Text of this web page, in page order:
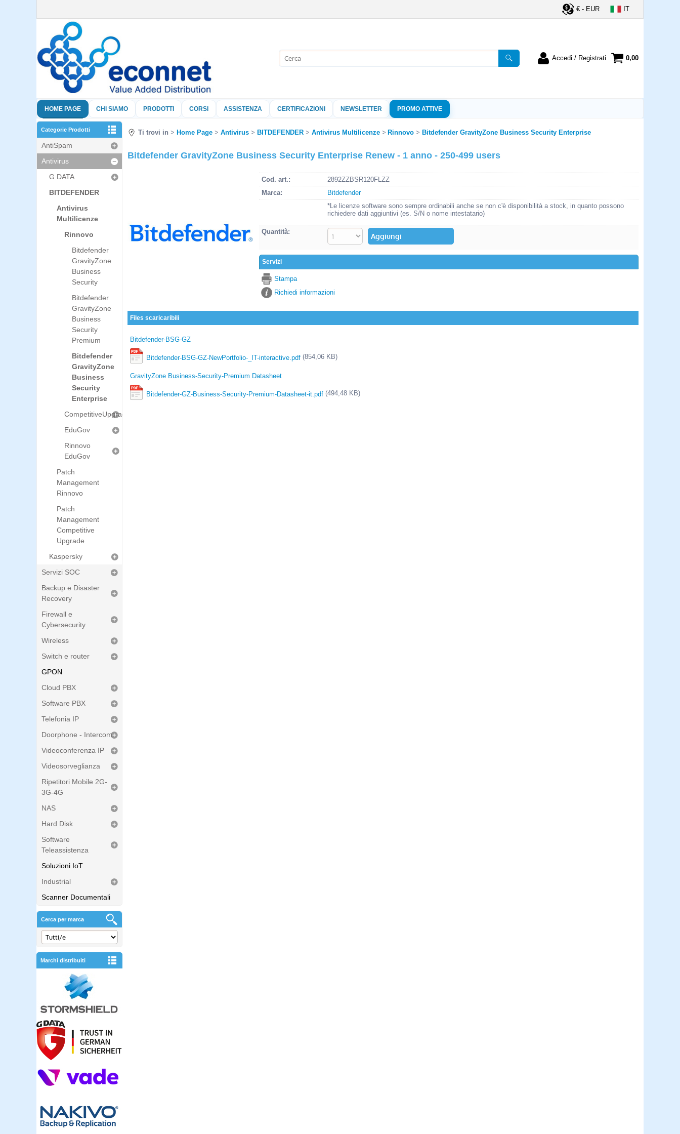
€ - EUR IT
Accedi / Registrati
nome utente e la password e poi
clicca sul pulsante "Accedi"
Nome utente:
Password:
Hai perso la password?
0,00
HOME PAGE CHI SIAMO PRODOTTI CORSI ASSISTENZA CERTIFICAZIONI NEWSLETTER PROMO ATTIVE
Categorie Prodotti
AntiSpam
Antivirus
G DATA
BITDEFENDER
Antivirus
Multilicenze
Rinnovo
Bitdefender
GravityZone
Business
Security
Bitdefender
GravityZone
Business
Security
Premium
Bitdefender
GravityZone
Business
Security
Enterprise
CompetitiveUpgrade
EduGov
Rinnovo
EduGov
Patch
Management
Rinnovo
Patch
Management
Competitive
Upgrade
Kaspersky
Servizi SOC
Backup e Disaster
Recovery
Firewall e
Cybersecurity
Wireless
Switch e router
GPON
Cloud PBX
Software PBX
Telefonia IP
Doorphone - Intercom
Videoconferenza IP
Videosorveglianza
Ripetitori Mobile 2G-
3G-4G
NAS
Hard Disk
Software
Teleassistenza
Soluzioni IoT
Industrial
Scanner Documentali
Cerca per marca
Marchi distribuiti
Ti trovi in Home Page Antivirus BITDEFENDER Antivirus Multilicenze Rinnovo Bitdefender GravityZone Business Security Enterprise
Bitdefender GravityZone Business Security Enterprise Renew - 1 anno - 250-499 users
Cod. art.:
2892ZZBSR120FLZZ
Marca:
Bitdefender
*Le licenze software sono sempre ordinabili anche se non c'è disponibilità a stock, in quanto possono
richiedere dati aggiuntivi (es. S/N o nome intestatario)
Quantità:
Servizi
Stampa
Richiedi informazioni
Files scaricaribili
Bitdefender-BSG-GZ
Bitdefender-BSG-GZ-NewPortfolio-_IT-interactive.pdf (854,06 KB)
GravityZone Business-Security-Premium Datasheet
Bitdefender-GZ-Business-Security-Premium-Datasheet-it.pdf (494,48 KB)